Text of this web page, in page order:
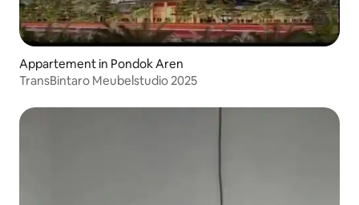
Appartement in Pondok Aren
TransBintaro Meubelstudio 2025